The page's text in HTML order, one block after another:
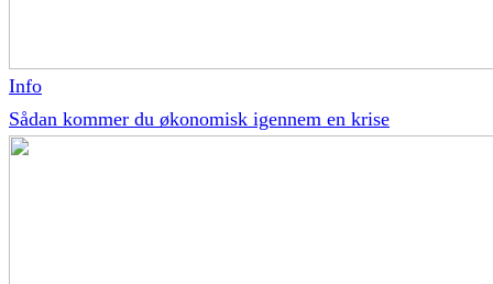
Info
Sådan kommer du økonomisk igennem en krise